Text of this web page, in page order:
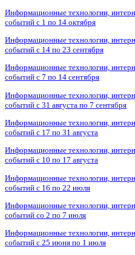
Информационные технологии,
событий с 1 по 14 октября
Информационные технологии,
событий с 14 по 23 сентября
Информационные технологии,
событий с 7 по 14 сентября
Информационные технологии,
событий с 31 августа по 7 сентября
Информационные технологии,
событий с 17 по 31 августа
Информационные технологии,
событий с 10 по 17 августа
Информационные технологии,
событий с 16 по 22 июля
Информационные технологии,
событий со 2 по 7 июля
Информационные технологии,
событий с 25 июня по 1 июля